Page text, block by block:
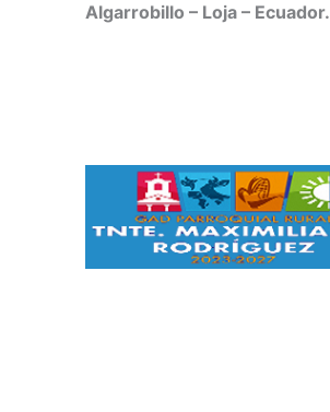
Algarrobillo – Loja – Ecuador.